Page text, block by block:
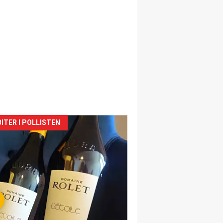
I POLLISTEN